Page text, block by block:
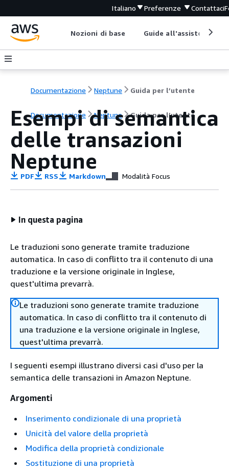
Italiano Preferenze Contattaci
Nozioni di base Guide all'assistenza
Documentazione Neptune Guida per l’utente
Documentazione Neptune Guida per l’utente
Esempi di semantica
delle transazioni
Neptune
PDF RSS Markdown Modalità Focus
In questa pagina
Le traduzioni sono generate tramite traduzione
automatica. In caso di conflitto tra il contenuto di una
traduzione e la versione originale in Inglese,
quest'ultima prevarrà.
Le traduzioni sono generate tramite traduzione
automatica. In caso di conflitto tra il contenuto di
una traduzione e la versione originale in Inglese,
quest'ultima prevarrà.
I seguenti esempi illustrano diversi casi d'uso per la
semantica delle transazioni in Amazon Neptune.
Argomenti
Inserimento condizionale di una proprietà
Unicità del valore della proprietà
Modifica della proprietà condizionale
Sostituzione di una proprietà